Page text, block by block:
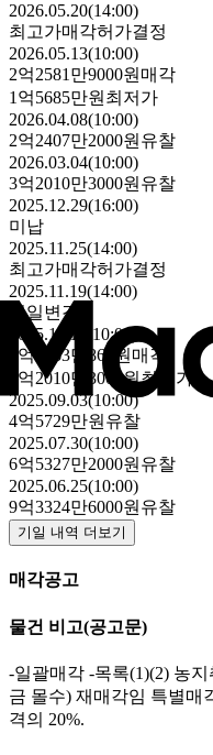
2026.05.20(14:00)
최고가매각허가결정
2026.05.13(10:00)
2억2581만9000원 매각
1억5685만원 최저가
2026.04.08(10:00)
2억2407만2000원 유찰
2026.03.04(10:00)
3억2010만3000원 유찰
2025.12.29(16:00)
미납
2025.11.25(14:00)
최고가매각허가결정
2025.11.19(14:00)
기일변경
2025.11.12(10:00)
3억8263만860원 매각
3억2010만3000원최저가
2025.09.03(10:00)
4억5729만원 유찰
2025.07.30(10:00)
6억5327만2000원 유찰
2025.06.25(10:00)
9억3324만6000원 유찰
기일 내역 더보기
매각공고
물건 비고(공고문)
-일괄매각 -목록(1)(2) 농
금 몰수) 재매각임 특별매
격의 20%.